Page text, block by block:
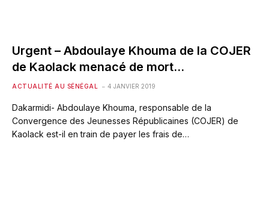
Urgent – Abdoulaye Khouma de la COJER
de Kaolack menacé de mort…
ACTUALITÉ AU SÉNÉGAL 4 JANVIER 2019
Dakarmidi- Abdoulaye Khouma, responsable de la
Convergence des Jeunesses Républicaines (COJER) de
Kaolack est-il en train de payer les frais de…